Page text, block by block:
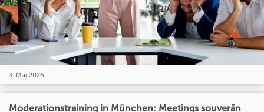
3. Mai 2026
Moderationstraining in München: Meetings souverän